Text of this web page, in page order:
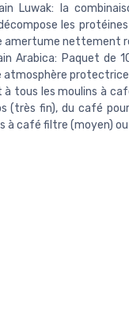
Luwak: la
les
amertume nettement
Arabica: Paquet de
atmosphère
à tous les moulins à
(très fin), du café
à café filtre (moyen)